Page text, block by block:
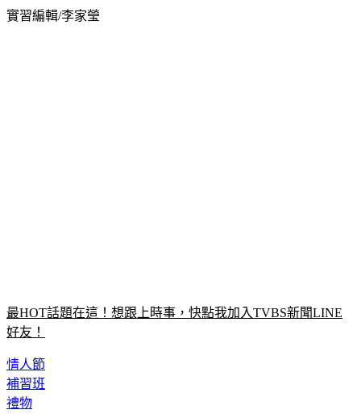
實習編輯/李家瑩
最HOT話題在這！想跟上時事，快點我加入TVBS新聞LINE
好友！
情人節
補習班
禮物